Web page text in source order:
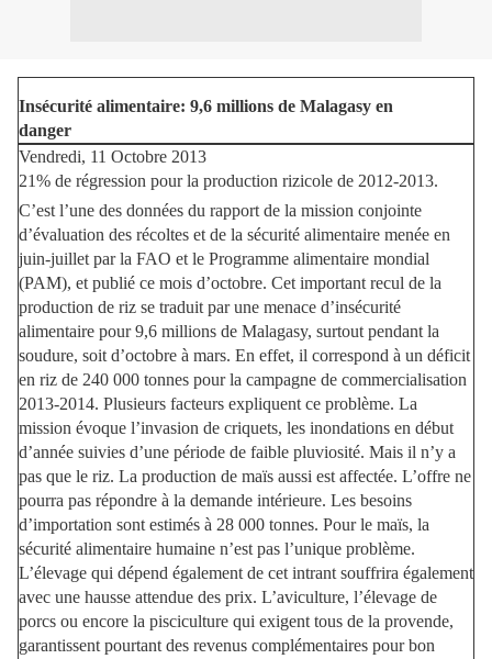
Insécurité alimentaire: 9,6 millions de Malagasy en
danger
Vendredi, 11 Octobre 2013
21% de régression pour la production rizicole de 2012-2013.
C’est l’une des données du rapport de la mission conjointe
d’évaluation des récoltes et de la sécurité alimentaire menée en
juin-juillet par la FAO et le Programme alimentaire mondial
(PAM), et publié ce mois d’octobre. Cet important recul de la
production de riz se traduit par une menace d’insécurité
alimentaire pour 9,6 millions de Malagasy, surtout pendant la
soudure, soit d’octobre à mars. En effet, il correspond à un déficit
en riz de 240 000 tonnes pour la campagne de commercialisation
2013-2014. Plusieurs facteurs expliquent ce problème. La
mission évoque l’invasion de criquets, les inondations en début
d’année suivies d’une période de faible pluviosité. Mais il n’y a
pas que le riz. La production de maïs aussi est affectée. L’offre ne
pourra pas répondre à la demande intérieure. Les besoins
d’importation sont estimés à 28 000 tonnes. Pour le maïs, la
sécurité alimentaire humaine n’est pas l’unique problème.
L’élevage qui dépend également de cet intrant souffrira également
avec une hausse attendue des prix. L’aviculture, l’élevage de
porcs ou encore la pisciculture qui exigent tous de la provende,
garantissent pourtant des revenus complémentaires pour bon